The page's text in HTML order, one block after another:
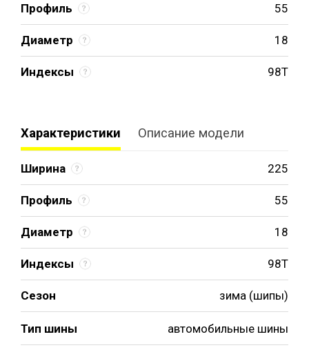
Профиль 55
Диаметр 18
Индексы 98T
Характеристики Описание модели
Ширина 225
Профиль 55
Диаметр 18
Индексы 98T
Сезон зима (шипы)
Тип шины автомобильные шины